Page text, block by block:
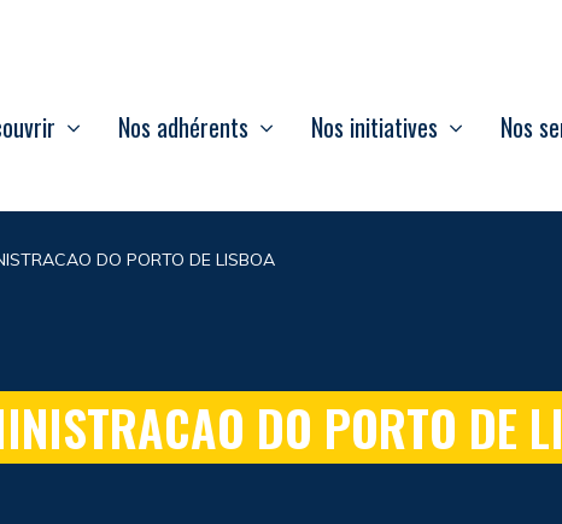
Nos adhérents Nos initiatives Nos
DO PORTO DE LISBOA
DO PORTO DE